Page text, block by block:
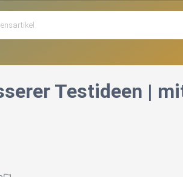
Testideen |